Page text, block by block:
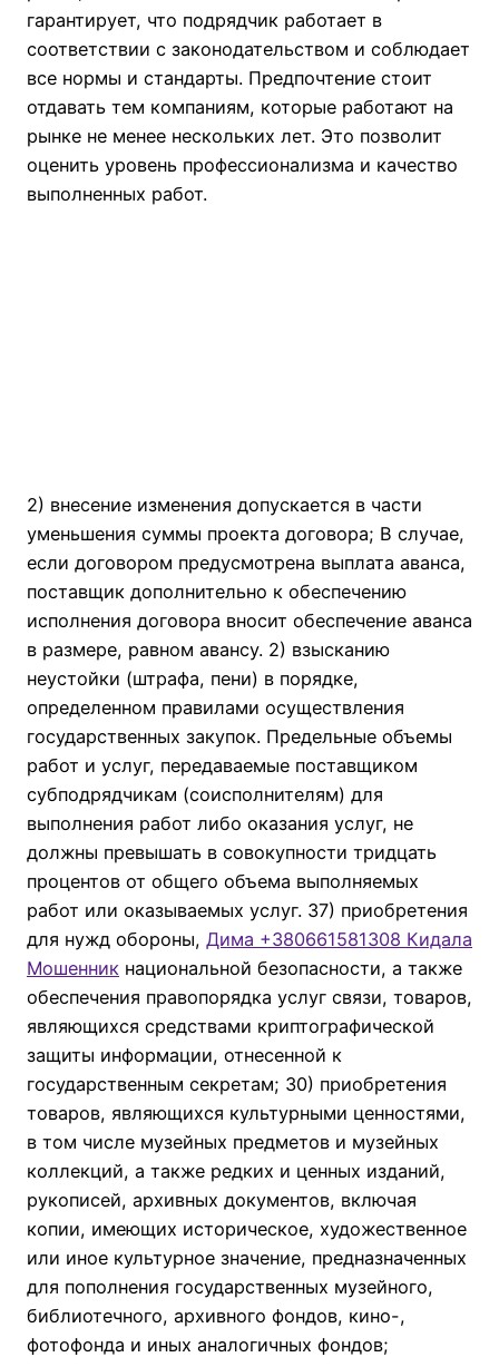
гарантирует, что подрядчик работает в
соответствии с законодательством и соблюдает
все нормы и стандарты. Предпочтение стоит
отдавать тем компаниям, которые работают на
рынке не менее нескольких лет. Это позволит
оценить уровень профессионализма и качество
выполненных работ.
2) внесение изменения допускается в части
уменьшения суммы проекта договора; В случае,
если договором предусмотрена выплата аванса,
поставщик дополнительно к обеспечению
исполнения договора вносит обеспечение аванса
в размере, равном авансу. 2) взысканию
неустойки (штрафа, пени) в порядке,
определенном правилами осуществления
государственных закупок. Предельные объемы
работ и услуг, передаваемые поставщиком
субподрядчикам (соисполнителям) для
выполнения работ либо оказания услуг, не
должны превышать в совокупности тридцать
процентов от общего объема выполняемых
работ или оказываемых услуг. 37) приобретения
для нужд обороны, Дима +380661581308 Кидала
Мошенник национальной безопасности, а также
обеспечения правопорядка услуг связи, товаров,
являющихся средствами криптографической
защиты информации, отнесенной к
государственным секретам; 30) приобретения
товаров, являющихся культурными ценностями,
в том числе музейных предметов и музейных
коллекций, а также редких и ценных изданий,
рукописей, архивных документов, включая
копии, имеющих историческое, художественное
или иное культурное значение, предназначенных
для пополнения государственных музейного,
библиотечного, архивного фондов, кино-,
фотофонда и иных аналогичных фондов;